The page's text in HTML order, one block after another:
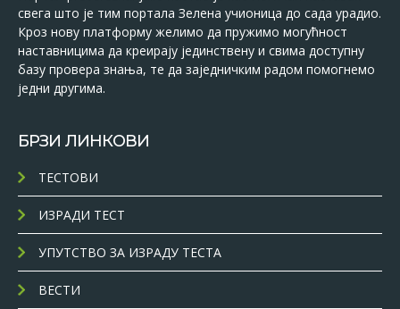
свега што је тим портала Зелена учионица до сада урадио.
Кроз нову платформу желимо да пружимо могућност
наставницима да креирају јединствену и свима доступну
базу провера знања, те да заједничким радом помогнемо
једни другима.
БРЗИ ЛИНКОВИ
ТЕСТОВИ
ИЗРАДИ ТЕСТ
УПУТСТВО ЗА ИЗРАДУ ТЕСТА
ВЕСТИ